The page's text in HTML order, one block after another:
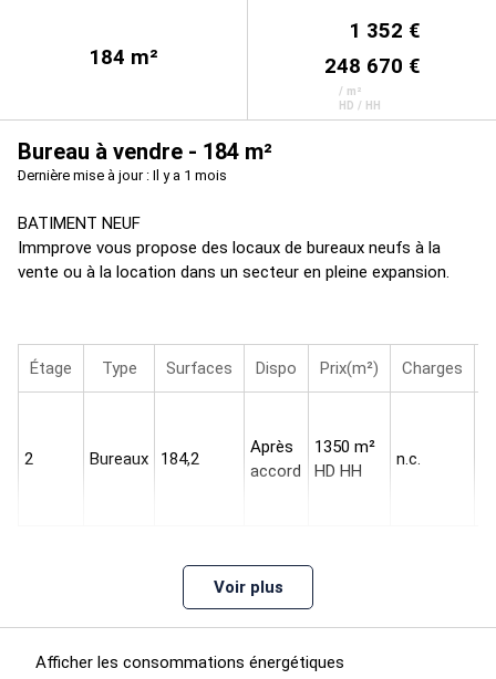
184 m²
1 352 €
248 670 €
/ m²
HD / HH
Bureau à vendre - 184 m²
Dernière mise à jour : Il y a 1 mois
BATIMENT NEUF
Immprove vous propose des locaux de bureaux neufs à la
vente ou à la location dans un secteur en pleine expansion.
Étage Type Surfaces Dispo Prix(m²) Charges
2 Bureaux 184,2
Après
accord
1350 m²
HD HH
n.c.
Régime Fiscal : Droits d'enregistrement
Honoraires : 5% HT du prix de vente HD à la charge de
Voir plus
Afficher les consommations énergétiques